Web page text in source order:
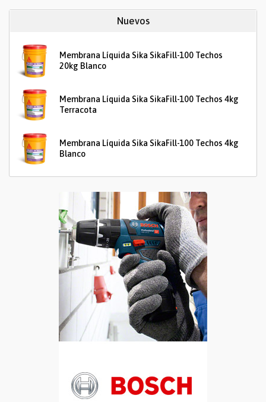
Nuevos
Membrana Líquida Sika SikaFill-100 Techos
20kg Blanco
Membrana Líquida Sika SikaFill-100 Techos 4kg
Terracota
Membrana Líquida Sika SikaFill-100 Techos 4kg
Blanco